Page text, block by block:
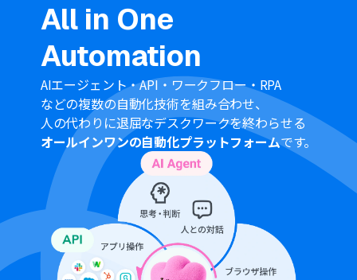
容を取得する方法 」を参照ください。
All in One
Automation
AIエージェント・API・ワークフロー・RPA
などの複数の自動化技術を組み合わせ、
人の代わりに退屈なデスクワークを終わらせる
オールインワンの自動化プラットフォームです。